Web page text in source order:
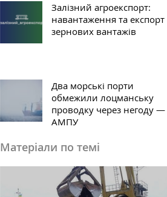
Залізний агроекспорт:
навантаження та експорт
зернових вантажів
Два морські порти
обмежили лоцманську
проводку через негоду —
АМПУ
Матеріали по темі